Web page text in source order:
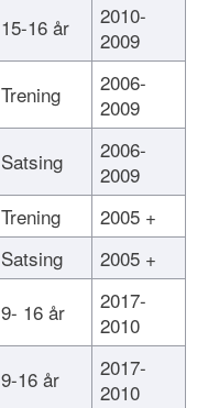
15-16 år
2010-
2009
Trening
2006-
2009
Satsing
2006-
2009
Trening
2005 +
Satsing
2005 +
9- 16 år
2017-
2010
9-16 år
2017-
2010